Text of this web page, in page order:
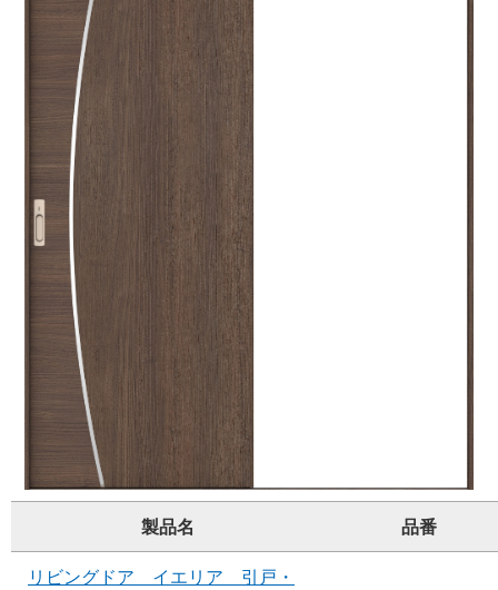
製品名 品番
リビングドア イエリア 引戸・